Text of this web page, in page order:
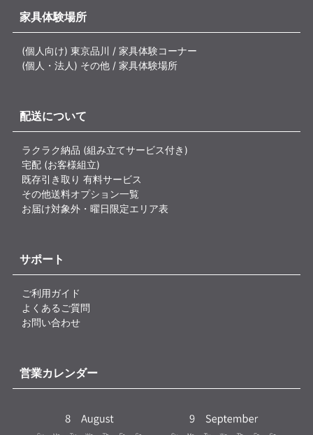
家具体験場所
(個人向け) 東京品川 / 家具体験コーナー
(個人・法人) その他 / 家具体験場所
配送について
ラクラク納品 (組み立てサービス付き)
宅配 (お客様組立)
既存引き取り 有料サービス
その他送料オプション一覧
お届け対象外・曜日限定エリア表
サポート
ご利用ガイド
よくあるご質問
お問い合わせ
営業カレンダー